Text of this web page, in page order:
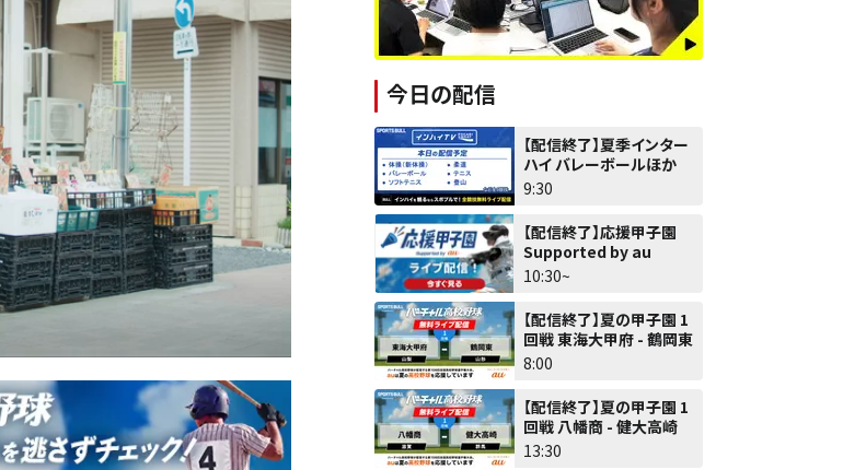
今日の配信
【配信終了】夏季インター
ハイ バレーボールほか
9:30
【配信終了】応援甲子園
Supported by au
10:30~
【配信終了】夏の甲子園 1
回戦 東海大甲府 - 鶴岡東
8:00
【配信終了】夏の甲子園 1
回戦 八幡商 - 健大高崎
13:30